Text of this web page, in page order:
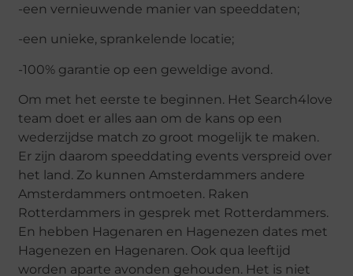
-een vernieuwende manier van speeddaten;
-een unieke, sprankelende locatie;
-100% garantie op een geweldige avond.
Om met het eerste te beginnen. Het Search4love
team doet er alles aan om de kans op een
wederzijdse match zo groot mogelijk te maken.
Er zijn daarom speeddating events verspreid over
het land. Zo kunnen Amsterdammers andere
Amsterdammers ontmoeten. Raken
Rotterdammers in gesprek met Rotterdammers.
En hebben Hagenaren en Hagenezen dates met
Hagenezen en Hagenaren. Ook qua leeftijd
worden aparte avonden gehouden. Het is niet